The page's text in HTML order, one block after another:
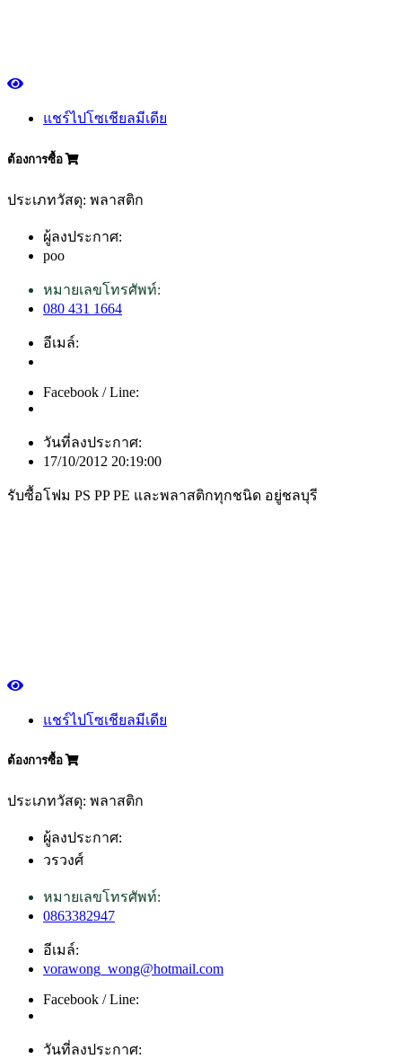
แชร์ไปโซเชียลมีเดีย
ต้องการซื้อ
ประเภทวัสดุ: พลาสติก
ผู้ลงประกาศ:
poo
หมายเลขโทรศัพท์:
080 431 1664
อีเมล์:
Facebook / Line:
วันที่ลงประกาศ:
17/10/2012 20:19:00
รับซื้อโฟม PS PP PE และพลาสติกทุกชนิด อยู่ชลบุรี
แชร์ไปโซเชียลมีเดีย
ต้องการซื้อ
ประเภทวัสดุ: พลาสติก
ผู้ลงประกาศ:
วรวงศ์
หมายเลขโทรศัพท์:
0863382947
อีเมล์:
vorawong_wong@hotmail.com
Facebook / Line:
วันที่ลงประกาศ: